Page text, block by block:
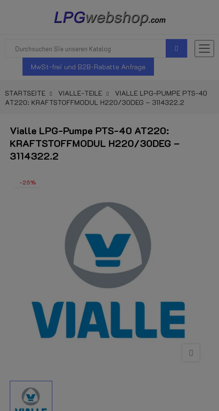
MwSt-frei und B2B-Rabatte Anfrage
STARTSEITE VIALLE-TEILE
VIALLE LPG-PUMPE PTS-40
AT220: KRAFTSTOFFMODUL H220/30DEG – 3114322.2
Vialle LPG-Pumpe PTS-40 AT220:
KRAFTSTOFFMODUL H220/30DEG –
3114322.2
-25%